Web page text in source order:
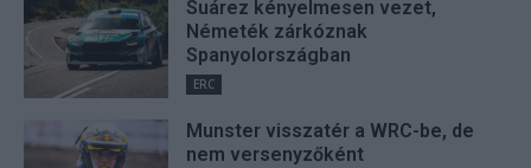
Suárez kényelmesen vezet,
Németék zárkóznak
Spanyolországban
ERC
Munster visszatér a WRC-be, de
nem versenyzőként